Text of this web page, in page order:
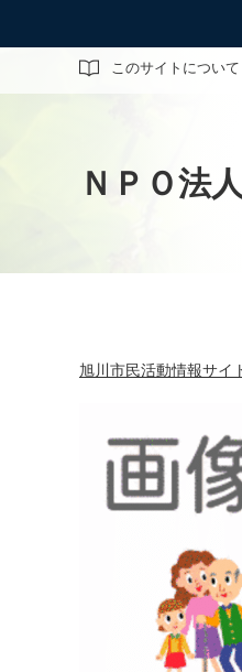
このサイトについて
サイト内検索
ＮＰＯ法
旭川市民活動情報サ